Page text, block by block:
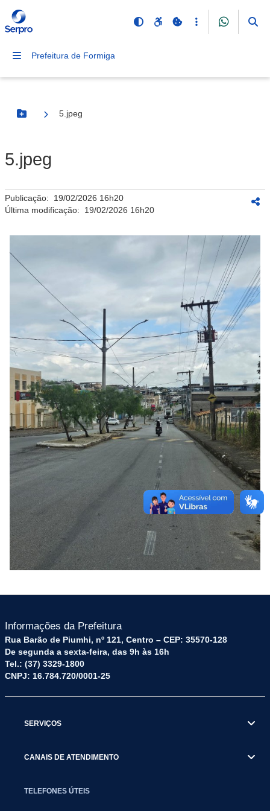
Prefeitura de Formiga
Botão Menu
5.jpeg
5.jpeg
Publicação: 19/02/2026 16h20
Última modificação: 19/02/2026 16h20
Informações da Prefeitura
Rua Barão de Piumhi, nº 121, Centro – CEP: 35570-128
De segunda a sexta-feira, das 9h às 16h
Tel.: (37) 3329-1800
CNPJ: 16.784.720/0001-25
SERVIÇOS
CANAIS DE ATENDIMENTO
TELEFONES ÚTEIS